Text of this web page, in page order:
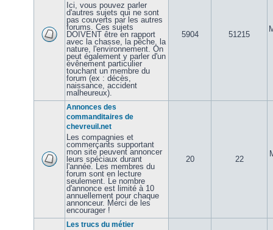
Ici, vous pouvez parler
d'autres sujets qui ne sont
pas couverts par les autres
forums. Ces sujets
DOIVENT être en rapport
avec la chasse, la pêche, la
nature, l'environnement. On
peut également y parler d'un
évênement particulier
touchant un membre du
forum (ex : décès,
naissance, accident
malheureux).
5904 51215
Annonces des
commanditaires de
chevreuil.net
Les compagnies et
commerçants supportant
mon site peuvent annoncer
leurs spéciaux durant
l'année. Les membres du
forum sont en lecture
seulement. Le nombre
d'annonce est limité à 10
annuellement pour chaque
annonceur. Merci de les
encourager !
20 22
Les trucs du métier